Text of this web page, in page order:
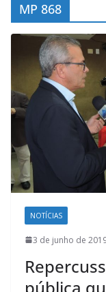
MP 868
NOTÍCIAS
3 de junho de